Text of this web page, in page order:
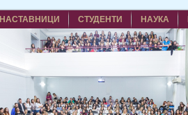
НАСТАВНИЦИ СТУДЕНТИ НАУКА